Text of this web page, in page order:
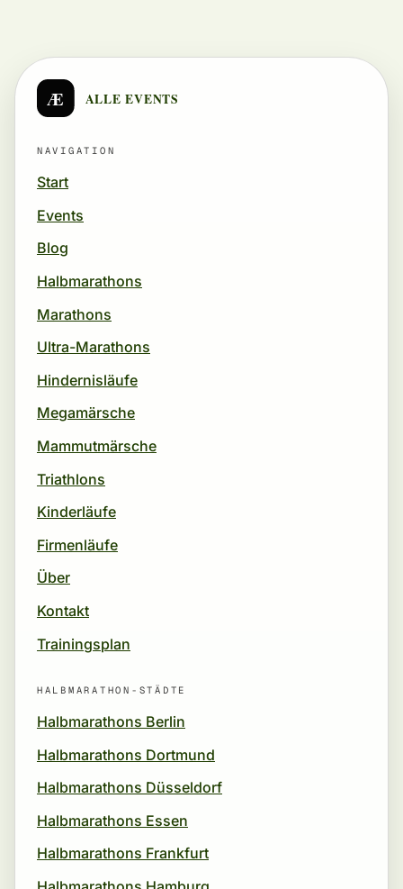
Æ ALLE EVENTS
NAVIGATION
Start
Events
Blog
Halbmarathons
Marathons
Ultra-Marathons
Hindernisläufe
Megamärsche
Mammutmärsche
Triathlons
Kinderläufe
Firmenläufe
Über
Kontakt
Trainingsplan
HALBMARATHON-STÄDTE
Halbmarathons Berlin
Halbmarathons Dortmund
Halbmarathons Düsseldorf
Halbmarathons Essen
Halbmarathons Frankfurt